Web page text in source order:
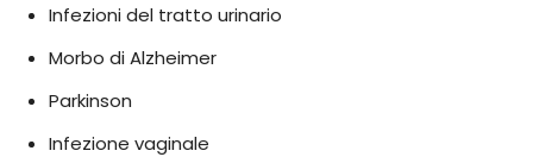
Infezioni del tratto urinario
Morbo di Alzheimer
Parkinson
Infezione vaginale